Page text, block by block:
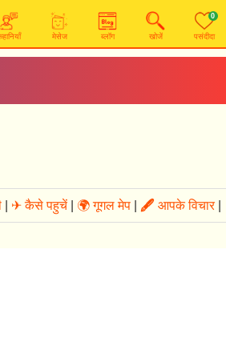
मेसेज ब्लॉग खोजें
0
पसंदीदा
✈ कैसे पहुचें 🌍 गूगल मेप 🖋 आपके विचार|